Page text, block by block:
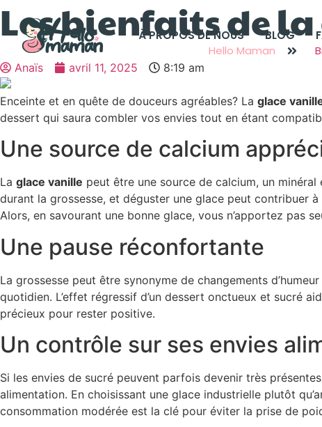
À PROPOS DE NOUS BLOG
Les bienfaits de
Hello Maman
Anaïs avril 11, 2025 8:19 am
Enceinte et en quête de douceurs agréables? La glace
dessert qui saura combler vos envies tout en étant
Une source de calcium
La glace vanille peut être une source de calcium, un
durant la grossesse, et déguster une glace peut contribuer
Alors, en savourant une bonne glace, vous n’apportez pas
Une pause réconfortante
La grossesse peut être synonyme de changements
quotidien. L’effet régressif d’un dessert onctueux et sucré
précieux pour rester positive.
Un contrôle sur ses envies
Si les envies de sucré peuvent parfois devenir très
alimentation. En choisissant une glace industrielle plutôt
consommation modérée est la clé pour éviter la prise de